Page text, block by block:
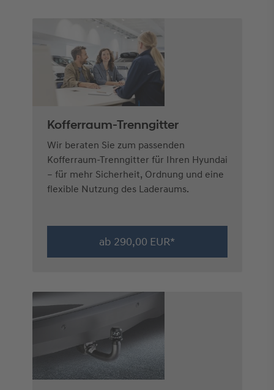
Kofferraum-Trenngitter
Wir beraten Sie zum passenden
Kofferraum-Trenngitter für Ihren Hyundai
– für mehr Sicherheit, Ordnung und eine
flexible Nutzung des Laderaums.
ab 290,00 EUR*